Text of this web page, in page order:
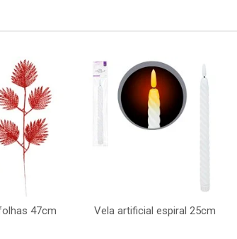
47cm Vela artificial espiral 25cm